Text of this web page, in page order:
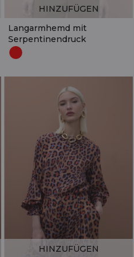
Langarmhemd mit
Serpentinendruck
HINZUFÜGEN
HINZUFÜGEN